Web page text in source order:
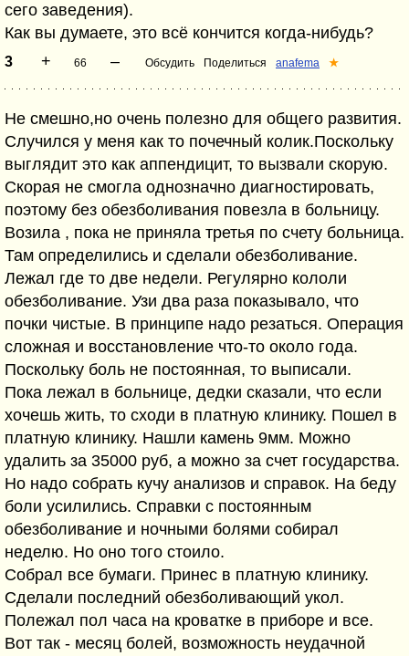
сего заведения).
Как вы думаете, это всё кончится когда-нибудь?
3 + 66 – Обсудить Поделиться anafema ★
Не смешно,но очень полезно для общего развития.
Случился у меня как то почечный колик.Поскольку
выглядит это как аппендицит, то вызвали скорую.
Скорая не смогла однозначно диагностировать,
поэтому без обезболивания повезла в больницу.
Возила , пока не приняла третья по счету больница.
Там определились и сделали обезболивание.
Лежал где то две недели. Регулярно кололи
обезболивание. Узи два раза показывало, что
почки чистые. В принципе надо резаться. Операция
сложная и восстановление что-то около года.
Поскольку боль не постоянная, то выписали.
Пока лежал в больнице, дедки сказали, что если
хочешь жить, то сходи в платную клинику. Пошел в
платную клинику. Нашли камень 9мм. Можно
удалить за 35000 руб, а можно за счет государства.
Но надо собрать кучу анализов и справок. На беду
боли усилились. Справки с постоянным
обезболивание и ночными болями собирал
неделю. Но оно того стоило.
Собрал все бумаги. Принес в платную клинику.
Сделали последний обезболивающий укол.
Полежал пол часа на кроватке в приборе и все.
Вот так - месяц болей, возможность неудачной